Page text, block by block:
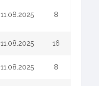
11.08.2025 8
11.08.2025 16
11.08.2025 8